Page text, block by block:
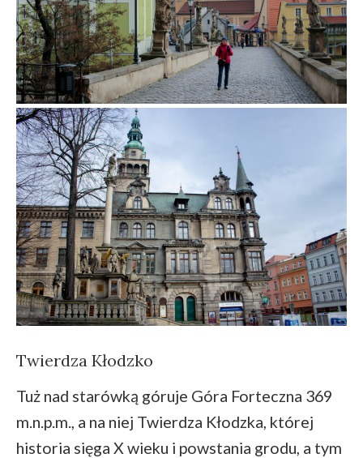
Twierdza Kłodzko
Tuż nad starówką góruje Góra Forteczna 369
m.n.p.m., a na niej Twierdza Kłodzka, której
historia sięga X wieku i powstania grodu, a tym